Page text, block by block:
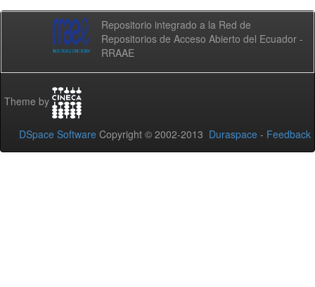
Repositorio integrado a la Red de
Repositorios de Acceso Abierto del Ecuador -
RRAAE
Theme by
DSpace Software Copyright © 2002-2013 Duraspace - Feedback